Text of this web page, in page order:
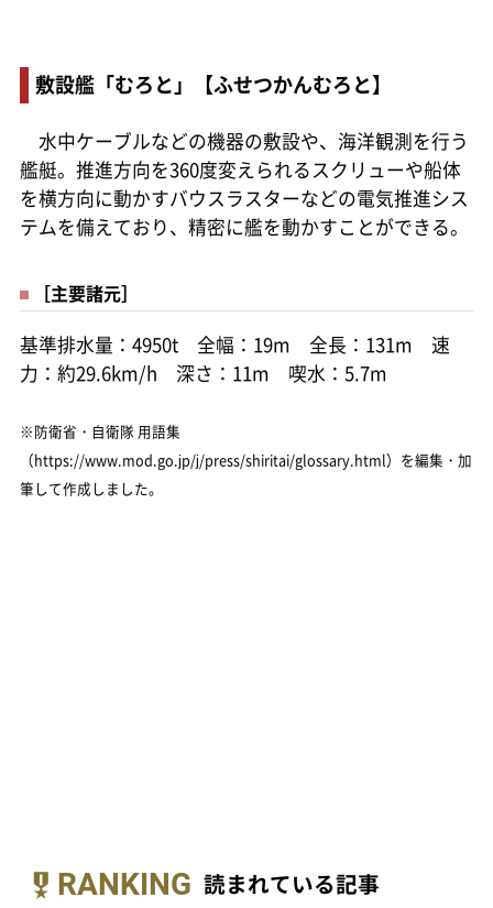
敷設艦「むろと」【ふせつかんむろと】
水中ケーブルなどの機器の敷設や、海洋観測を行う
艦艇。推進方向を360度変えられるスクリューや船体
を横方向に動かすバウスラスターなどの電気推進シス
テムを備えており、精密に艦を動かすことができる。
［主要諸元］
基準排水量：4950t 全幅：19m 全長：131m 速
力：約29.6km/h 深さ：11m 喫水：5.7m
※防衛省・自衛隊 用語集
（https://www.mod.go.jp/j/press/shiritai/glossary.html）を編集・加
筆して作成しました。
RANKING 読まれている記事